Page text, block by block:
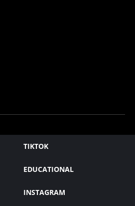
TIKTOK
EDUCATIONAL
INSTAGRAM